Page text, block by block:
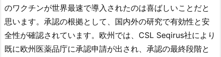
のワクチンが世界最速で導入されたのは喜ばしいことだと
思います。承認の根拠として、国内外の研究で有効性と安
全性が確認されています。欧州では、CSL Seqirus社により
既に欧州医薬品庁に承認申請が出され、承認の最終段階と